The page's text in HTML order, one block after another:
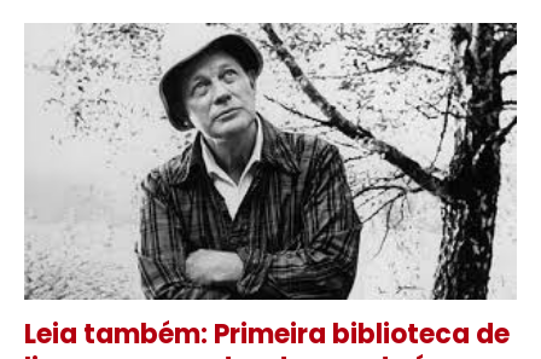
Leia também: Primeira biblioteca de